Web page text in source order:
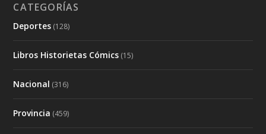
CATEGORÍAS
Deportes (128)
Libros Historietas Cómics (15)
Nacional (316)
Provincia (459)